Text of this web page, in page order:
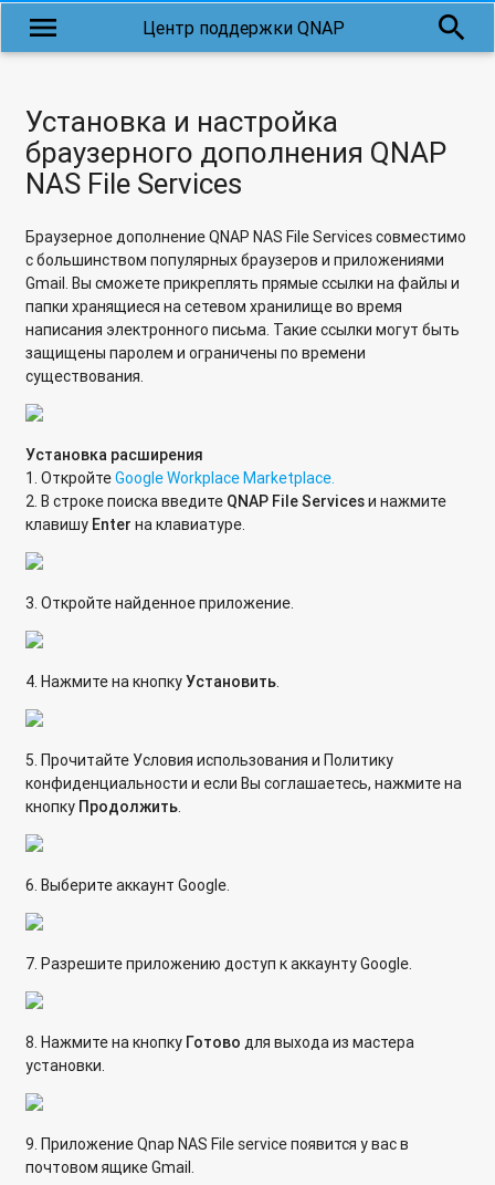
menu Центр поддержки QNAP search
Установка и настройка
браузерного дополнения QNAP
NAS File Services
Браузерное дополнение QNAP NAS File Services совместимо
с большинством популярных браузеров и приложениями
Gmail. Вы сможете прикреплять прямые ссылки на файлы и
папки хранящиеся на сетевом хранилище во время
написания электронного письма. Такие ссылки могут быть
защищены паролем и ограничены по времени
существования.
Установка расширения
1. ОткройтеGoogle Workplace Marketplace.
2. В строке поиска введите QNAP File Servicesи нажмите
клавишу Enter на клавиатуре.
3. Откройте найденное приложение.
4. Нажмите на кнопкуУстановить.
5. Прочитайте Условия использования и Политику
конфиденциальности и если Вы соглашаетесь, нажмите на
кнопку Продолжить.
6. Выберите аккаунт Google.
7. Разрешите приложению доступ к аккаунту Google.
8. Нажмите на кнопку Готово для выхода из мастера
установки.
9. Приложение Qnap NAS File service появится у вас в
почтовом ящике Gmail.